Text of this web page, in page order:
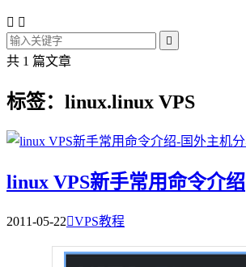
 

共 1 篇文章
标签：linux.linux VPS
linux VPS新手常用命令介绍
2011-05-22VPS教程